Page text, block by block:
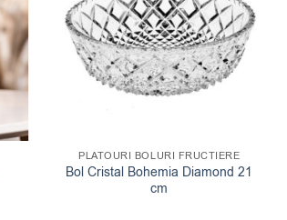
PLATOURI BOLURI FRUCTIERE
Bol Cristal Bohemia Diamond 21
cm